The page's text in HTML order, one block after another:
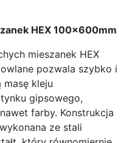
HEX 100x600mm
mieszanek HEX
pozwala szybko i
kleju
gipsowego,
farby. Konstrukcja
ze stali